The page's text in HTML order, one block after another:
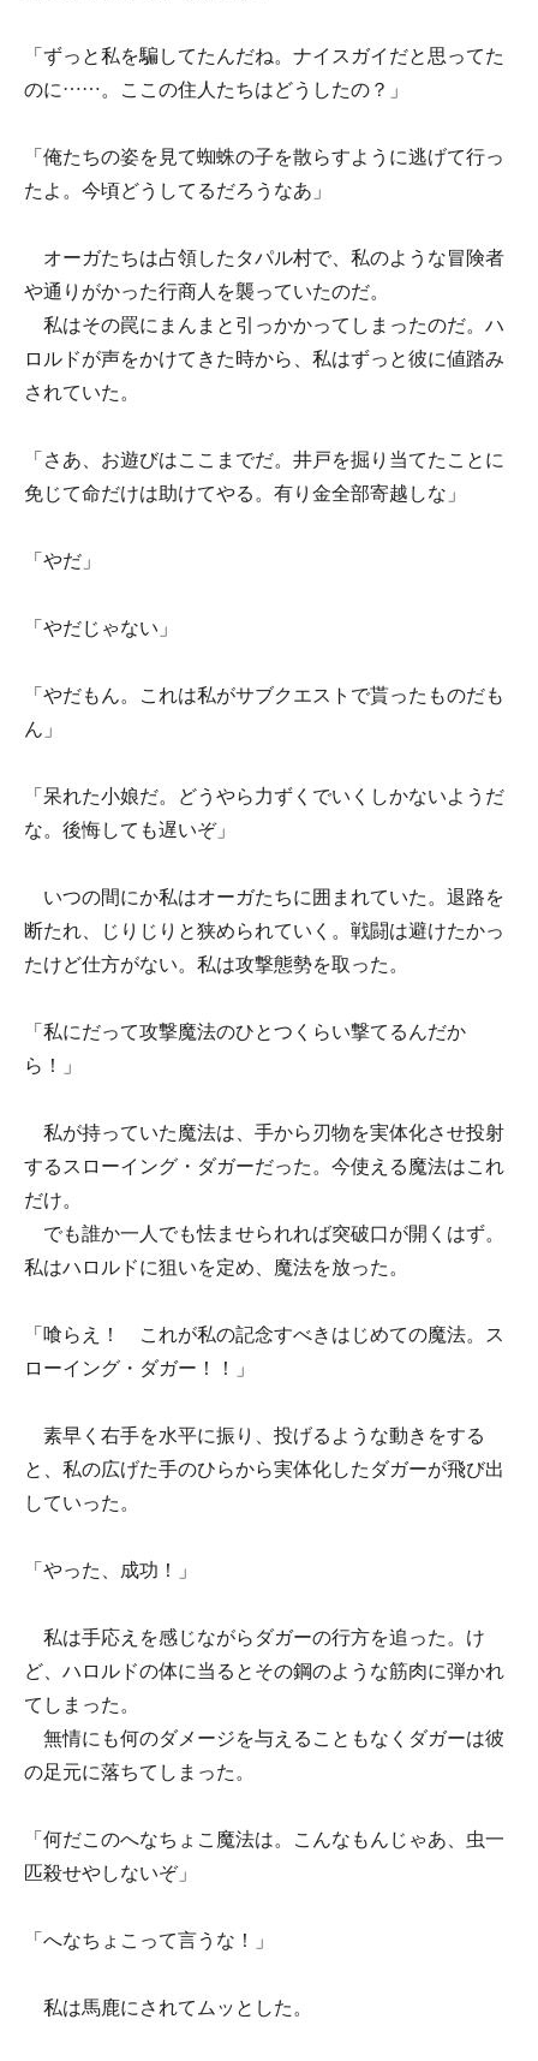
「ずっと私を騙してたんだね。ナイスガイだと思ってた
のに……。ここの住人たちはどうしたの？」
「俺たちの姿を見て蜘蛛の子を散らすように逃げて行っ
たよ。今頃どうしてるだろうなあ」
オーガたちは占領したタパル村で、私のような冒険者
や通りがかった行商人を襲っていたのだ。
私はその罠にまんまと引っかかってしまったのだ。ハ
ロルドが声をかけてきた時から、私はずっと彼に値踏み
されていた。
「さあ、お遊びはここまでだ。井戸を掘り当てたことに
免じて命だけは助けてやる。有り金全部寄越しな」
「やだ」
「やだじゃない」
「やだもん。これは私がサブクエストで貰ったものだも
ん」
「呆れた小娘だ。どうやら力ずくでいくしかないようだ
な。後悔しても遅いぞ」
いつの間にか私はオーガたちに囲まれていた。退路を
断たれ、じりじりと狭められていく。戦闘は避けたかっ
たけど仕方がない。私は攻撃態勢を取った。
「私にだって攻撃魔法のひとつくらい撃てるんだか
ら！」
私が持っていた魔法は、手から刃物を実体化させ投射
するスローイング・ダガーだった。今使える魔法はこれ
だけ。
でも誰か一人でも怯ませられれば突破口が開くはず。
私はハロルドに狙いを定め、魔法を放った。
「喰らえ！ これが私の記念すべきはじめての魔法。ス
ローイング・ダガー！！」
素早く右手を水平に振り、投げるような動きをする
と、私の広げた手のひらから実体化したダガーが飛び出
していった。
「やった、成功！」
私は手応えを感じながらダガーの行方を追った。け
ど、ハロルドの体に当るとその鋼のような筋肉に弾かれ
てしまった。
無情にも何のダメージを与えることもなくダガーは彼
の足元に落ちてしまった。
「何だこのへなちょこ魔法は。こんなもんじゃあ、虫一
匹殺せやしないぞ」
「へなちょこって言うな！」
私は馬鹿にされてムッとした。